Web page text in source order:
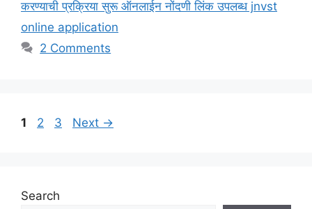
करण्याची प्रक्रिया सुरू ऑनलाईन नोंदणी लिंक उपलब्ध jnvst
online application
2 Comments
Page
1 Page
2 Page
3 Next →
Search